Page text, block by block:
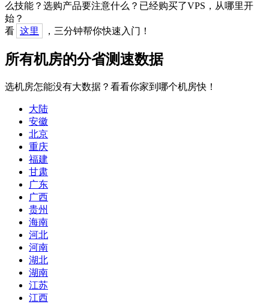
么技能？选购产品要注意什么？已经购买了VPS，从哪里开
始？
看 这里 ，三分钟帮你快速入门！
所有机房的分省测速数据
选机房怎能没有大数据？看看你家到哪个机房快！
大陆
安徽
北京
重庆
福建
甘肃
广东
广西
贵州
海南
河北
河南
湖北
湖南
江苏
江西